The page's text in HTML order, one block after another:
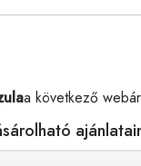
a következő